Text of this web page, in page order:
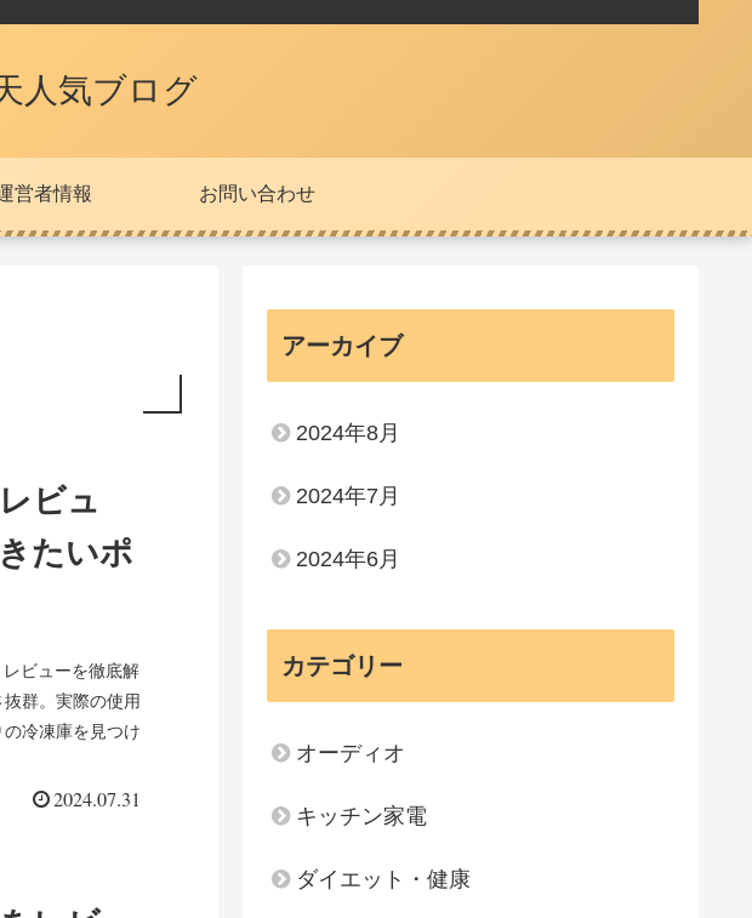
人気ブログ
営者情報 お問い合わせ
ビュ
たいポ
ビューを徹底解
群。実際の使用
冷凍庫を見つけ
2024.07.31
アーカイブ
2024年8月
2024年7月
2024年6月
カテゴリー
オーディオ
キッチン家電
ダイエット・健康